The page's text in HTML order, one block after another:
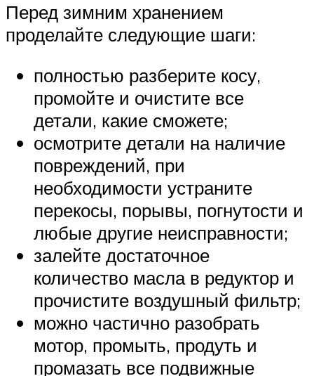
Перед зимним хранением
проделайте следующие шаги:
полностью разберите косу,
промойте и очистите все
детали, какие сможете;
осмотрите детали на наличие
повреждений, при
необходимости устраните
перекосы, порывы, погнутости и
любые другие неисправности;
залейте достаточное
количество масла в редуктор и
прочистите воздушный фильтр;
можно частично разобрать
мотор, промыть, продуть и
промазать все подвижные